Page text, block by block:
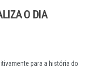
O DIA
para a história do